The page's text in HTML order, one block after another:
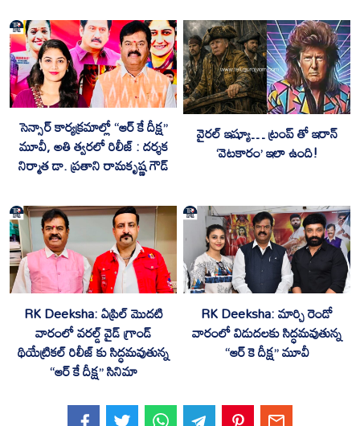
సెన్సార్ కార్యక్రమాల్లో “ఆర్ కే దీక్ష”
మూవీ, అతి త్వరలో రిలీజ్ : దర్శక
నిర్మాత డా. ప్రతాని రామకృష్ణ గౌడ్
వైరల్ ఇష్యూ… ట్రంప్ తో ఇరాన్
‘వెటకారం’ ఇలా ఉంది!
RK Deeksha: ఏప్రిల్ మొదటి
వారంలో వరల్డ్ వైడ్ గ్రాండ్
థియేట్రికల్ రిలీజ్ కు సిద్ధమవుతున్న
“ఆర్ కే దీక్ష” సినిమా
RK Deeksha: మార్చి రెండో
వారంలో విడుదలకు సిద్ధమవుతున్న
“ఆర్ కె దీక్ష” మూవీ